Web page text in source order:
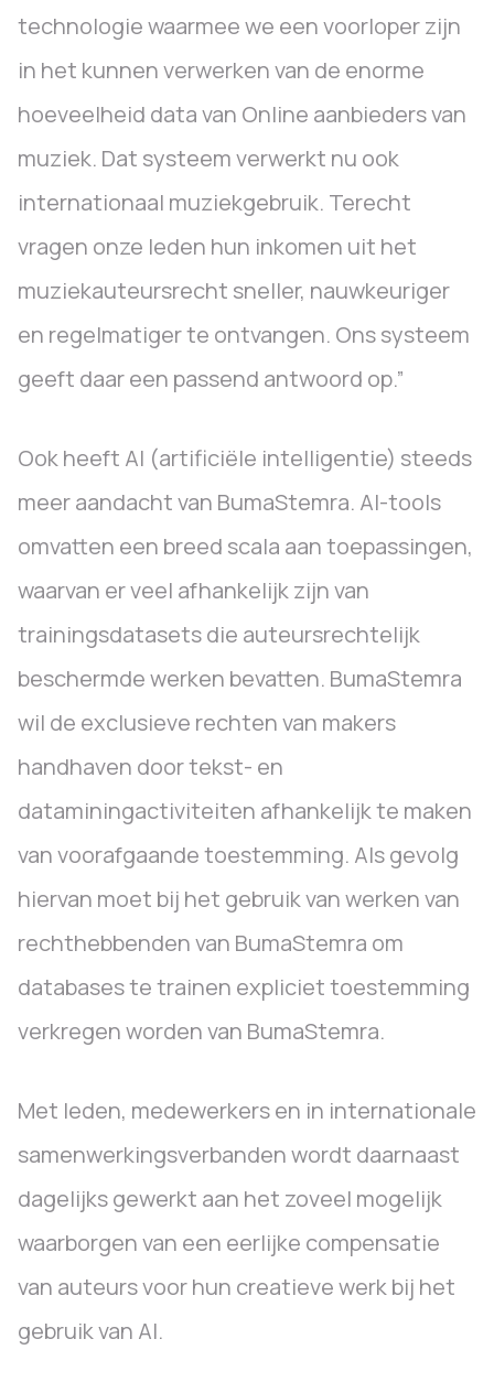
technologie waarmee we een voorloper zijn
in het kunnen verwerken van de enorme
hoeveelheid data van Online aanbieders van
muziek. Dat systeem verwerkt nu ook
internationaal muziekgebruik. Terecht
vragen onze leden hun inkomen uit het
muziekauteursrecht sneller, nauwkeuriger
en regelmatiger te ontvangen. Ons systeem
geeft daar een passend antwoord op.”
Ook heeft AI (artificiële intelligentie) steeds
meer aandacht van BumaStemra. AI-tools
omvatten een breed scala aan toepassingen,
waarvan er veel afhankelijk zijn van
trainingsdatasets die auteursrechtelijk
beschermde werken bevatten. BumaStemra
wil de exclusieve rechten van makers
handhaven door tekst- en
dataminingactiviteiten afhankelijk te maken
van voorafgaande toestemming. Als gevolg
hiervan moet bij het gebruik van werken van
rechthebbenden van BumaStemra om
databases te trainen expliciet toestemming
verkregen worden van BumaStemra.
Met leden, medewerkers en in internationale
samenwerkingsverbanden wordt daarnaast
dagelijks gewerkt aan het zoveel mogelijk
waarborgen van een eerlijke compensatie
van auteurs voor hun creatieve werk bij het
gebruik van AI.